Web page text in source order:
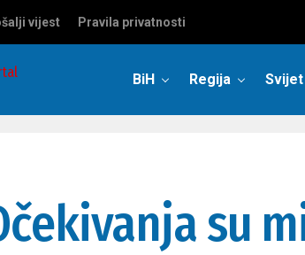
vijest Pravila privatnosti
BiH Regija Svijet
su